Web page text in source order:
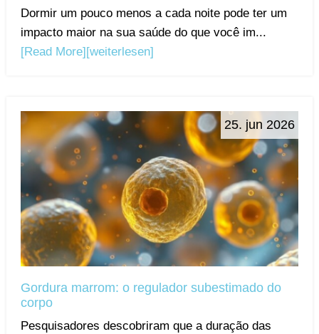
Dormir um pouco menos a cada noite pode ter um
impacto maior na sua saúde do que você im...
[Read More][weiterlesen]
25. jun 2026
Gordura marrom: o regulador subestimado do
corpo
Pesquisadores descobriram que a duração das